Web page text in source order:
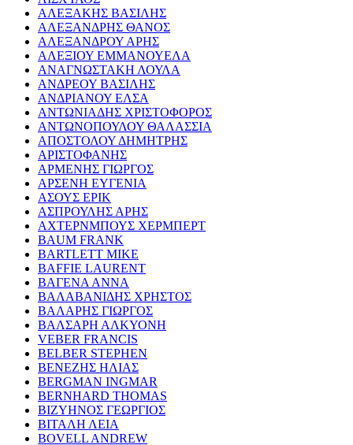
ΑΛΕΞΑΚΗΣ ΒΑΣΙΛΗΣ
ΑΛΕΞΑΝΔΡΗΣ ΘΑΝΟΣ
ΑΛΕΞΑΝΔΡΟΥ ΑΡΗΣ
ΑΛΕΞΙΟΥ ΕΜΜΑΝΟΥΕΛΑ
ΑΝΑΓΝΩΣΤΑΚΗ ΛΟΥΛΑ
ΑΝΔΡΕΟΥ ΒΑΣΙΛΗΣ
ΑΝΔΡΙΑΝΟΥ ΕΛΣΑ
ΑΝΤΩΝΙΑΔΗΣ ΧΡΙΣΤΟΦΟΡΟΣ
ΑΝΤΩΝΟΠΟΥΛΟΥ ΘΑΛΑΣΣΙΑ
ΑΠΟΣΤΟΛΟΥ ΔΗΜΗΤΡΗΣ
ΑΡΙΣΤΟΦΑΝΗΣ
ΑΡΜΕΝΗΣ ΓΙΩΡΓΟΣ
ΑΡΣΕΝΗ ΕΥΓΕΝΙΑ
ΑΣΟΥΣ ΕΡΙΚ
ΑΣΠΡΟΥΛΗΣ ΑΡΗΣ
ΑΧΤΕΡΝΜΠΟΥΣ ΧΕΡΜΠΕΡΤ
BAUM FRANK
BARTLETT MIKE
BAFFIE LAURENT
ΒΑΓΕΝΑ ΑΝΝΑ
ΒΑΛΑΒΑΝΙΔΗΣ ΧΡΗΣΤΟΣ
ΒΑΛΑΡΗΣ ΓΙΩΡΓΟΣ
ΒΑΛΣΑΡΗ ΑΛΚΥΟΝΗ
VEBER FRANCIS
BELBER STEPHEN
ΒΕΝΕΖΗΣ ΗΛΙΑΣ
BERGMAN INGMAR
BERNHARD THOMAS
ΒΙΖΥΗΝΟΣ ΓΕΩΡΓΙΟΣ
ΒΙΤΑΛΗ ΛΕΙΑ
BOVELL ANDREW